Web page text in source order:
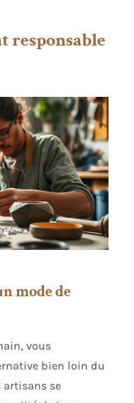
responsable
mode de
vous
bien loin du
artisans se